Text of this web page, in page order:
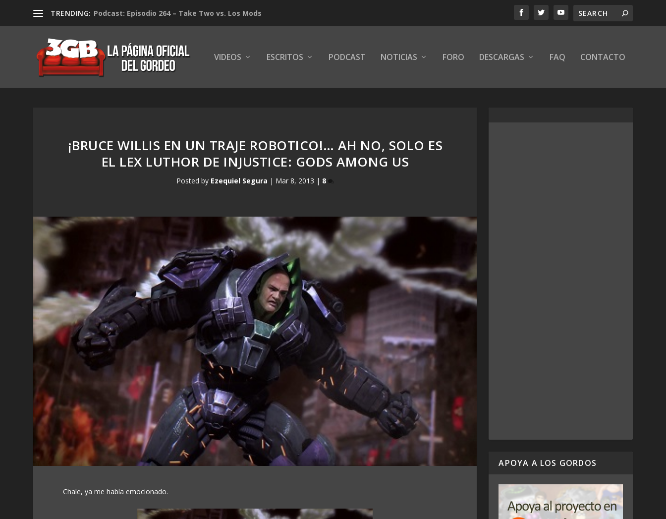
TRENDING: Podcast: Episodio 264 – Take Two vs. Los Mods
VIDEOS ESCRITOS PODCAST NOTICIAS FORO DESCARGAS FAQ CONTACTO
¡BRUCE WILLIS EN UN TRAJE ROBOTICO!… AH NO, SOLO ES
EL LEX LUTHOR DE INJUSTICE: GODS AMONG US
Posted by Ezequiel Segura | Mar 8, 2013 | 8
Chale, ya me había emocionado.
APOYA A LOS GORDOS